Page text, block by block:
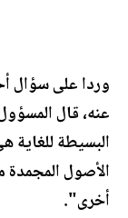
وردا على سؤال
عنه، قال
البسيطة للغاية
الأصول المجمدة
أخرى".